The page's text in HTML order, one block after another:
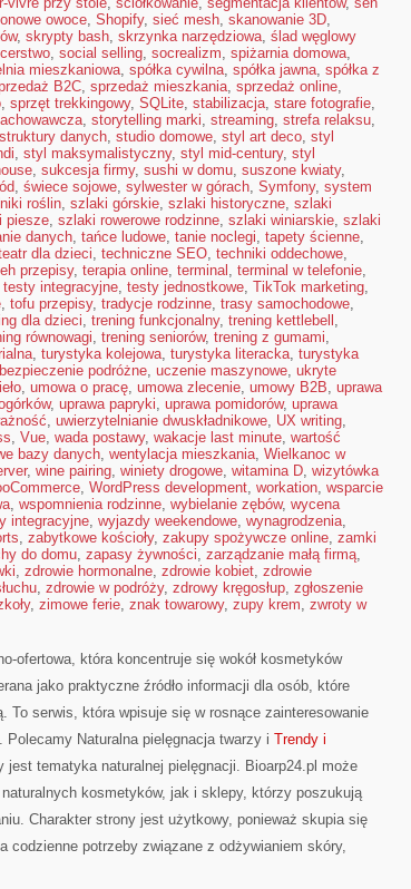
owoce, Shopify, sieć mesh, skanowanie 3D,
, skrypty bash, skrzynka narzędziowa, ślad węglowy
, social selling, socrealizm, spiżarnia domowa,
mieszkaniowa, spółka cywilna, spółka jawna, spółka z
B2C, sprzedaż mieszkania, sprzedaż online,
, sprzęt trekkingowy, SQLite, stabilizacja, stare fotografie,
, storytelling marki, streaming, strefa relaksu,
struktury danych, studio domowe, styl art deco, styl
, styl maksymalistyczny, styl mid-century, styl
, sukcesja firmy, sushi w domu, suszone kwiaty,
, świece sojowe, sylwester w górach, Symfony, system
roślin, szlaki górskie, szlaki historyczne, szlaki
piesze, szlaki rowerowe rodzinne, szlaki winiarskie, szlaki
danych, tańce ludowe, tanie noclegi, tapety ścienne,
dla dzieci, techniczne SEO, techniki oddechowe,
przepisy, terapia online, terminal , terminal w telefonie,
testy integracyjne, testy jednostkowe, TikTok marketing,
, tofu przepisy, tradycje rodzinne, trasy samochodowe,
dla dzieci, trening funkcjonalny, trening kettlebell ,
równowagi, trening seniorów, trening z gumami,
, turystyka kolejowa, turystyka literacka, turystyka
podróżne, uczenie maszynowe, ukryte
, umowa o pracę, umowa zlecenie, umowy B2B, uprawa
, uprawa papryki, uprawa pomidorów, uprawa
, uwierzytelnianie dwuskładnikowe, UX writing,
, Vue, wada postawy, wakacje last minute, wartość
bazy danych, wentylacja mieszkania, Wielkanoc w
, wine pairing, winiety drogowe, witamina D, wizytówka
, WordPress development, workation, wsparcie
, wspomnienia rodzinne, wybielanie zębów, wycena
integracyjne, wyjazdy weekendowe, wynagrodzenia,
, zabytkowe kościoły, zakupy spożywcze online, zamki
do domu, zapasy żywności, zarządzanie małą firmą,
, zdrowie hormonalne, zdrowie kobiet, zdrowie
, zdrowie w podróży, zdrowy kręgosłup, zgłoszenie
, zimowe ferie, znak towarowy, zupy krem, zwroty w
ofertowa, która koncentruje się wokół kosmetyków
jako praktyczne źródło informacji dla osób, które
To serwis, która wpisuje się w rosnące zainteresowanie
Polecamy Naturalna pielęgnacja twarzy i Trendy i
jest tematyka naturalnej pielęgnacji. Bioarp24.pl może
kosmetyków, jak i sklepy, którzy poszukują
Charakter strony jest użytkowy, ponieważ skupia się
codzienne potrzeby związane z odżywianiem skóry,